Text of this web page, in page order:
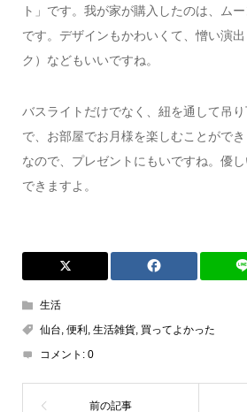
ト」です。我が家が購入したのは、ム
です。デザインもかわいくて、憎い演
ク）などもいいですね。
バスライトだけでなく、紐を通して吊
で、お部屋でお月様を楽しむことがで
なので、プレゼントにもいですね。優
できますよ。
生活
仙台 便利 生活雑貨, 買ってよかった
コメント: 0